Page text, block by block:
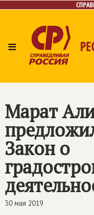
≡
Марат
Закон о
30 мая 2019